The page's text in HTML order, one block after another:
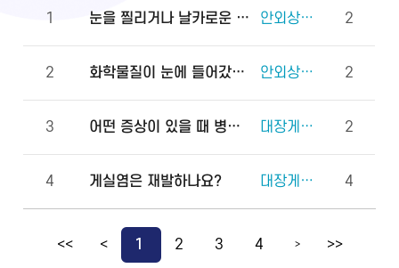
1 눈을 찔리거나 날카로운 물체에 다쳤을 때 물로 씻어도 되나요? 안외상(천공 외상) 2
2 화학물질이 눈에 들어갔을 때 안과에 먼저 가야 하나요, 물로 먼저 씻어야 하나요? 안외상(각막화상) 2
3 어떤 증상이 있을 때 병원에 바로 가야 하나요? 대장게실증 2
4 게실염은 재발하나요? 대장게실증 4
<< < 1 2 3 4 > >>